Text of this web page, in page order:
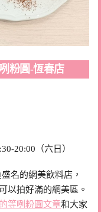
粉圓-恆春店
20:00（六日）
名的網美飲料店，
以拍好滿的網美區。
等咧粉圓文章和大家